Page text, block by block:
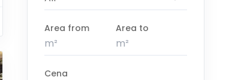
Area from Area to
Cena